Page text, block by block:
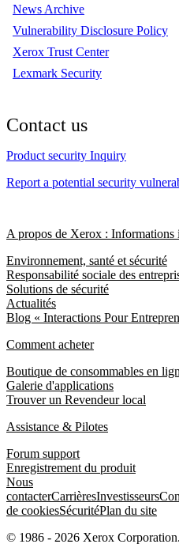
News Archive
Vulnerability Disclosure Policy
Xerox Trust Center
Lexmark Security
Contact us
Product security Inquiry
Report a potential security
A propos de Xerox : Informations
Environnement, santé et sécurité
Responsabilité sociale des
Solutions de sécurité
Actualités
Blog « Interactions Pour
Comment acheter
Boutique de consommables en
Galerie d'applications
Trouver un Revendeur local
Assistance & Pilotes
Forum support
Enregistrement du produit
Nous
contacterCarrièresInvestisseurs
de cookiesSécuritéPlan du site
© 1986 - 2026 Xerox